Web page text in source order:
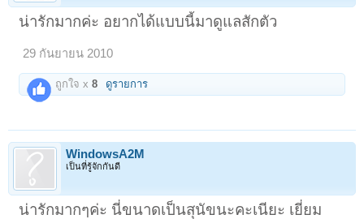
น่ารักมากค่ะ อยากได้แบบนี้มาดูแลสักตัว
29 กันยายน 2010
ถูกใจ x8 ดูรายการ
WindowsA2M
เป็นที่รู้จักกันดี
น่ารักมากๆค่ะ นี่ขนาดเป็นสุนัขนะคะเนียะ เยี่ยม